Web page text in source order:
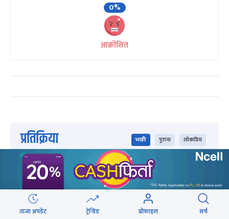
0%
आक्रोशित
प्रतिक्रिया भर्खरै पुराना लोकप्रिय
ताजा अपडेट ट्रेन्डिङ प्रोफाइल सर्च